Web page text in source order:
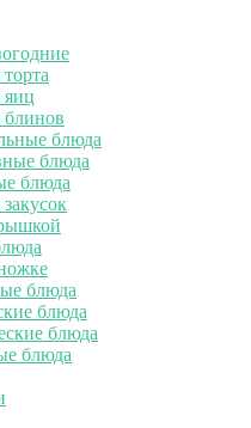
яиц
блинов
блюда
блюда
блюда
блюда
блюда
блюда
блюда